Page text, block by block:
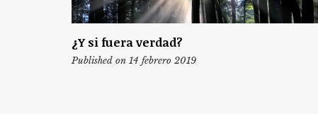
¿Y si fuera verdad?
Published on 14 febrero 2019